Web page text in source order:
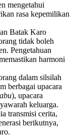
mengetahui
rasa kepemilikan
Batak Karo
tidak boleh
Pengetahuan
harmoni
dalam silsilah
berbagai upacara
), upacara
keluarga.
transmisi cerita,
berikutnya,